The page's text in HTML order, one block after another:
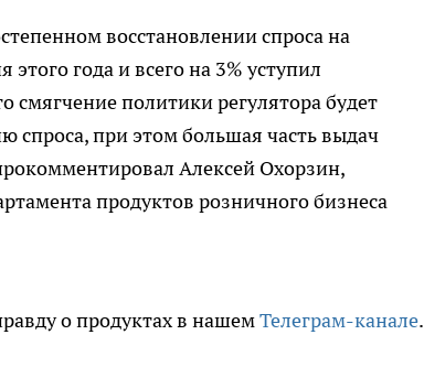
восстановлении спроса на
года и всего на 3% уступил
политики регулятора будет
спроса, при этом большая часть выдач
Алексей Охорзин,
продуктов розничного бизнеса
о продуктах в нашемТелеграм-канале.